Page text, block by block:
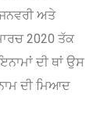
ਅਤੇ
2020 ਤੱਕ
ਦੀ ਥਾਂ ਉਸ
ਦੀ ਮਿਆਦ